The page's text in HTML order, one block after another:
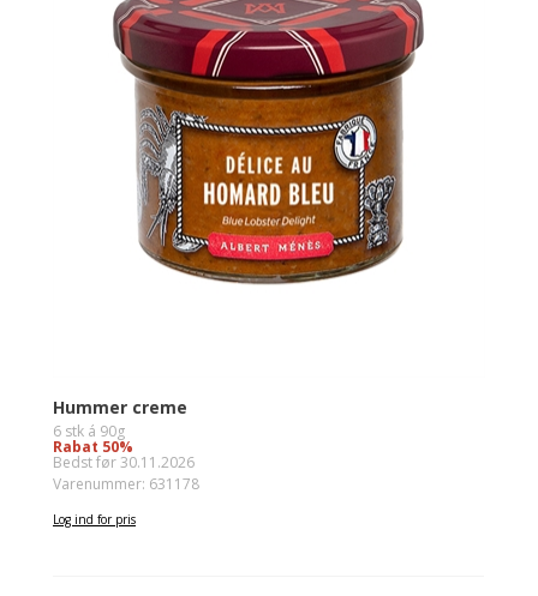
Hummer creme
6 stk á 90g
Rabat 50%
Bedst før 30.11.2026
Varenummer: 631178
Log ind for pris